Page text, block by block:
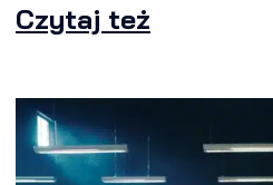
Czytaj też